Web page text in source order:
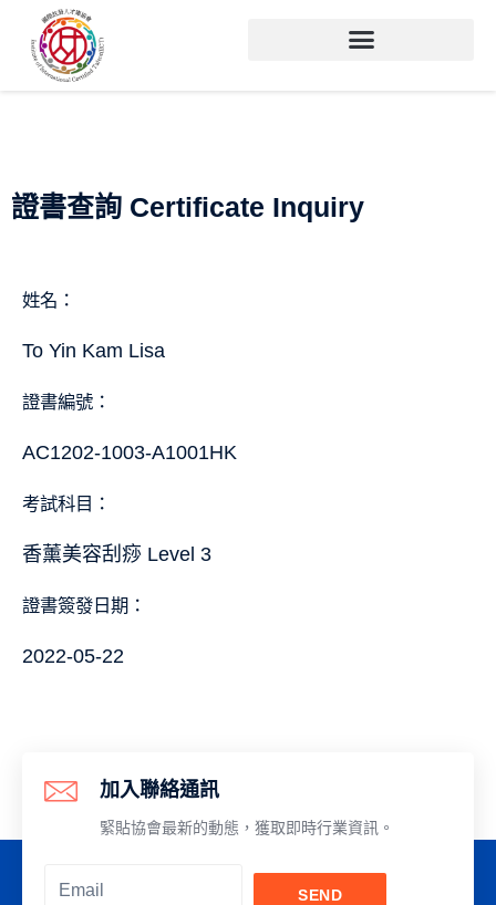
證書查詢 Certificate Inquiry
姓名：
To Yin Kam Lisa
證書編號：
AC1202-1003-A1001HK
考試科目：
香薰美容刮痧 Level 3
證書簽發日期：
2022-05-22
加入聯絡通訊
緊貼協會最新的動態，獲取即時行業資訊。
SEND